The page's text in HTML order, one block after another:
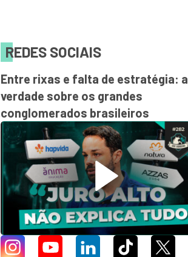
REDES SOCIAIS
Entre rixas e falta de estratégia: a
verdade sobre os grandes
conglomerados brasileiros